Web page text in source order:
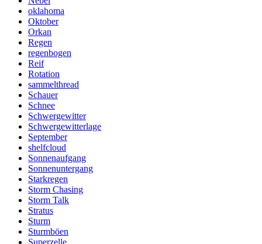
oklahoma
Oktober
Orkan
Regen
regenbogen
Reif
Rotation
sammelthread
Schauer
Schnee
Schwergewitter
Schwergewitterlage
September
shelfcloud
Sonnenaufgang
Sonnenuntergang
Starkregen
Storm Chasing
Storm Talk
Stratus
Sturm
Sturmböen